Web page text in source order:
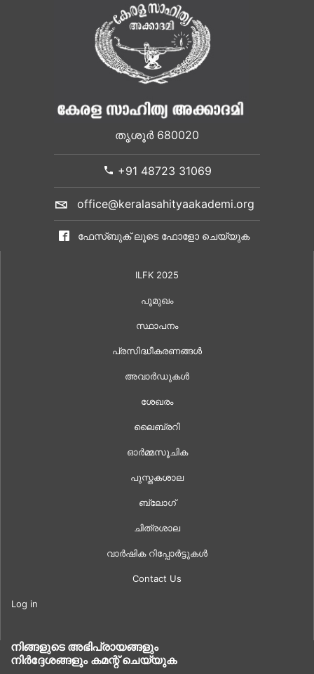
തൃശൂർ 680020
+91 48723 31069
office@keralasahityaakademi.org
ഫേസ്ബുക് ലൂടെ ഫോളോ ചെയ്യുക
ILFK 2025
പൂമുഖം
സ്ഥാപനം
പ്രസിദ്ധീകരണങ്ങൾ
അവാർഡുകൾ
ശേഖരം
ലൈബ്രറി
ഓർമ്മസൂചിക
പുസ്തകശാല
ബ്ലോഗ്
ചിത്രശാല
വാർഷിക റിപ്പോർട്ടുകൾ
Contact Us
Log in
നിങ്ങളുടെ അഭിപ്രായങ്ങളും
നിർദ്ദേശങ്ങളും കമന്റ് ചെയ്യുക